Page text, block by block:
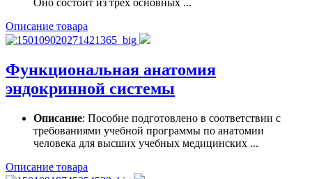
Описание товара
Функциональная анатомия
эндокринной системы
Описание: Пособие подготовлено в соответствии с
требованиями учебной программы по анатомии
человека для высших учебных медицинских ...
Описание товара